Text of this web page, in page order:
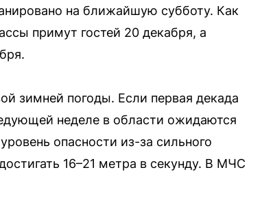
на ближайшую субботу. Как
примут гостей 20 декабря, а
зимней погоды. Если первая декада
неделе в области ожидаются
опасности из-за сильного
16–21 метра в секунду. В МЧС